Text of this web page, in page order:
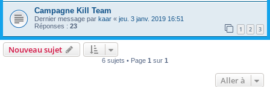
Campagne Kill Team
Dernier message par kaar « jeu. 3 janv. 2019 16:51
Réponses : 23 1 2 3
Nouveau sujet
6 sujets • Page 1 sur 1
Aller à